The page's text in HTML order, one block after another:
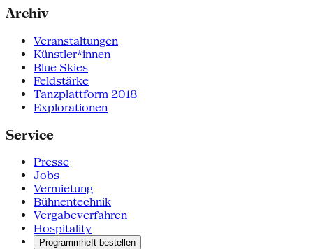
Archiv
Veranstaltungen
Künstler*innen
Blue Skies
Feldstärke
Tanzplattform 2018
Explorationen
Service
Presse
Jobs
Vermietung
Bühnentechnik
Vergabeverfahren
Hospitality
Programmheft bestellen